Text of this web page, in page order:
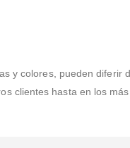
y colores, pueden diferir
clientes hasta en los